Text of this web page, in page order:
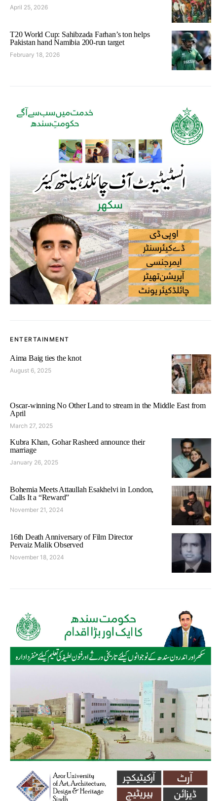
April 25, 2026
T20 World Cup: Sahibzada Farhan’s ton helps
Pakistan hand Namibia 200-run target
February 18, 2026
ENTERTAINMENT
Aima Baig ties the knot
August 6, 2025
Oscar-winning No Other Land to stream in the Middle East from
April
March 27, 2025
Kubra Khan, Gohar Rasheed announce their
marriage
January 26, 2025
Bohemia Meets Attaullah Esakhelvi in London,
Calls It a “Reward”
November 21, 2024
16th Death Anniversary of Film Director
Pervaiz Malik Observed
November 18, 2024